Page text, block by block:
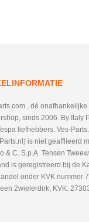
, dé
sinds 2006. By Italy
liefhebbers. Ves-
is niet geafflieerd
& C. S.p.A. Tensen
is geregistreerd bij de
onder KVK nummer
2wielerdirk, KVK: